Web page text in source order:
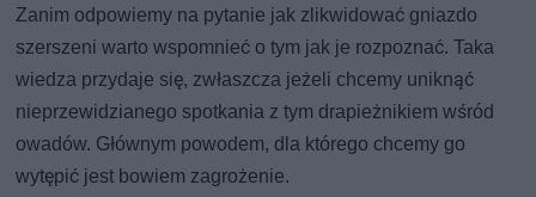
Zanim odpowiemy na pytanie jak zlikwidować gniazdo
szerszeni warto wspomnieć o tym jak je rozpoznać. Taka
wiedza przydaje się, zwłaszcza jeżeli chcemy uniknąć
nieprzewidzianego spotkania z tym drapieżnikiem wśród
owadów. Głównym powodem, dla którego chcemy go
wytępić jest bowiem zagrożenie.